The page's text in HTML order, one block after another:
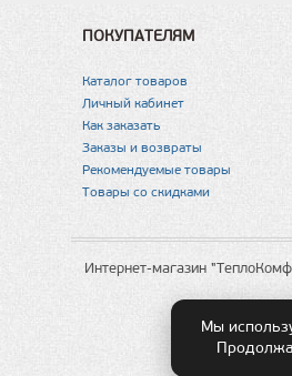
ПОКУПАТЕЛЯМ
Каталог товаров
Личный кабинет
Как заказать
Заказы и возвраты
Рекомендуемые товары
Товары со скидками
Интернет-магазин
Мы